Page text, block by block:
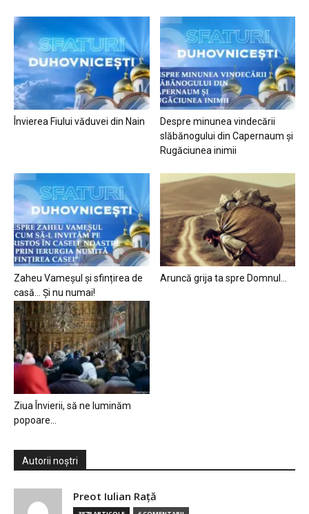
Învierea Fiului văduvei din Nain
Despre minunea vindecării
slăbănogului din Capernaum și
Rugăciunea inimii
Zaheu Vameșul și sfințirea de
casă… Și nu numai!
Aruncă grija ta spre Domnul…
Ziua Învierii, să ne luminăm
popoare…
Autorii noștri
Preot Iulian Raţă